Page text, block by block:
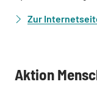
Zur
:
Aktion